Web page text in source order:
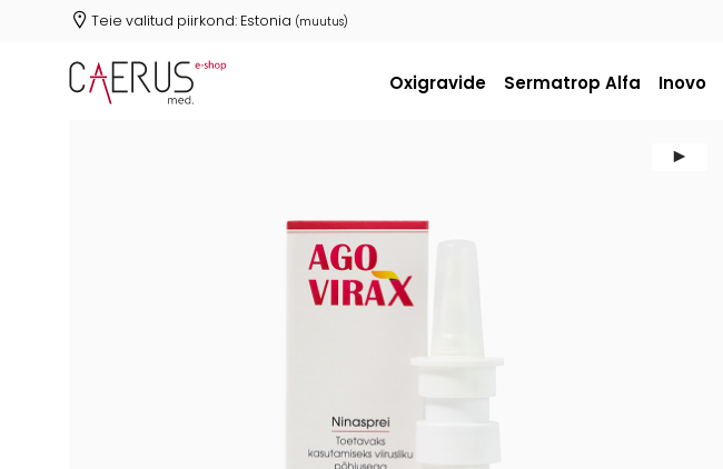
Teie valitud piirkond: Estonia (muutus)
Oxigravide Sermatrop Alfa Inovo